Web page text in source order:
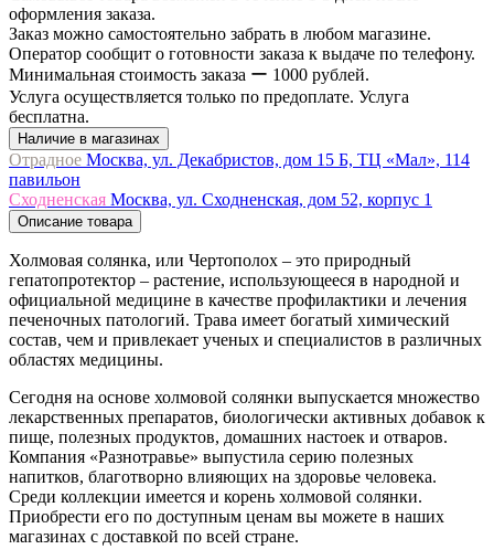
оформления заказа.
Заказ можно самостоятельно забрать в любом магазине.
Оператор сообщит о готовности заказа к выдаче по телефону.
Минимальная стоимость заказа ー 1000 рублей.
Услуга осуществляется только по предоплате. Услуга
бесплатна.
Наличие в магазинах
Отрадное Москва, ул. Декабристов, дом 15 Б, ТЦ «Мал», 114
павильон
Сходненская Москва, ул. Сходненская, дом 52, корпус 1
Описание товара
Холмовая солянка, или Чертополох – это природный
гепатопротектор – растение, использующееся в народной и
официальной медицине в качестве профилактики и лечения
печеночных патологий. Трава имеет богатый химический
состав, чем и привлекает ученых и специалистов в различных
областях медицины.
Сегодня на основе холмовой солянки выпускается множество
лекарственных препаратов, биологически активных добавок к
пище, полезных продуктов, домашних настоек и отваров.
Компания «Разнотравье» выпустила серию полезных
напитков, благотворно влияющих на здоровье человека.
Среди коллекции имеется и корень холмовой солянки.
Приобрести его по доступным ценам вы можете в наших
магазинах с доставкой по всей стране.